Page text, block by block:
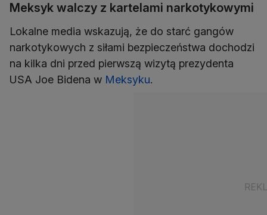
Meksyk walczy z kartelami narkotykowymi
Lokalne media wskazują, że do starć gangów
narkotykowych z siłami bezpieczeństwa dochodzi
na kilka dni przed pierwszą wizytą prezydenta
USA Joe Bidena w Meksyku.